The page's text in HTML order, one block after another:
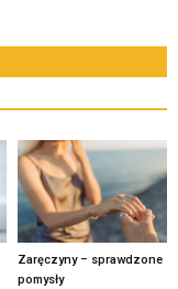
Zaręczyny – sprawdzone
pomysły